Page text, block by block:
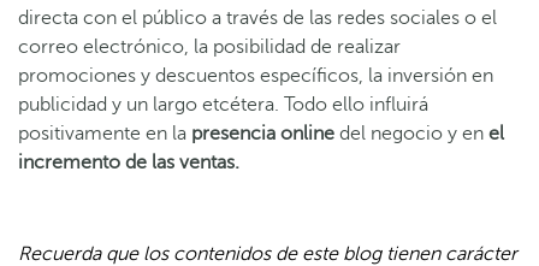
directa con el público a través de las redes sociales o el
correo electrónico, la posibilidad de realizar
promociones y descuentos específicos, la inversión en
publicidad y un largo etcétera. Todo ello influirá
positivamente en la presencia online del negocio y en el
incremento de las ventas.
Recuerda que los contenidos de este blog tienen carácter